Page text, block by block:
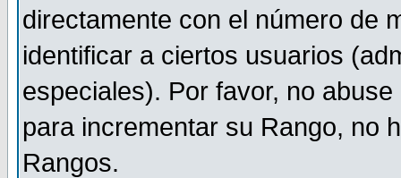
directamente con el número de
identificar a ciertos usuarios
especiales). Por favor, no
para incrementar su Rango, no
Rangos.